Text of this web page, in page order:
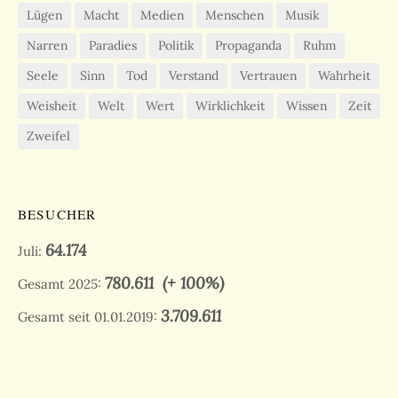
Lügen Macht Medien Menschen
Musik
Narren
Paradies Politik Propaganda
Ruhm
Seele
Sinn Tod Verstand Vertrauen
Wahrheit
Weisheit
Welt Wert Wirklichkeit Wissen
Zeit
Zweifel
BESUCHER
Juli: 64.174
Gesamt 2025: 780.611(+ 100%)
Gesamt seit 01.01.2019: 3.709.611